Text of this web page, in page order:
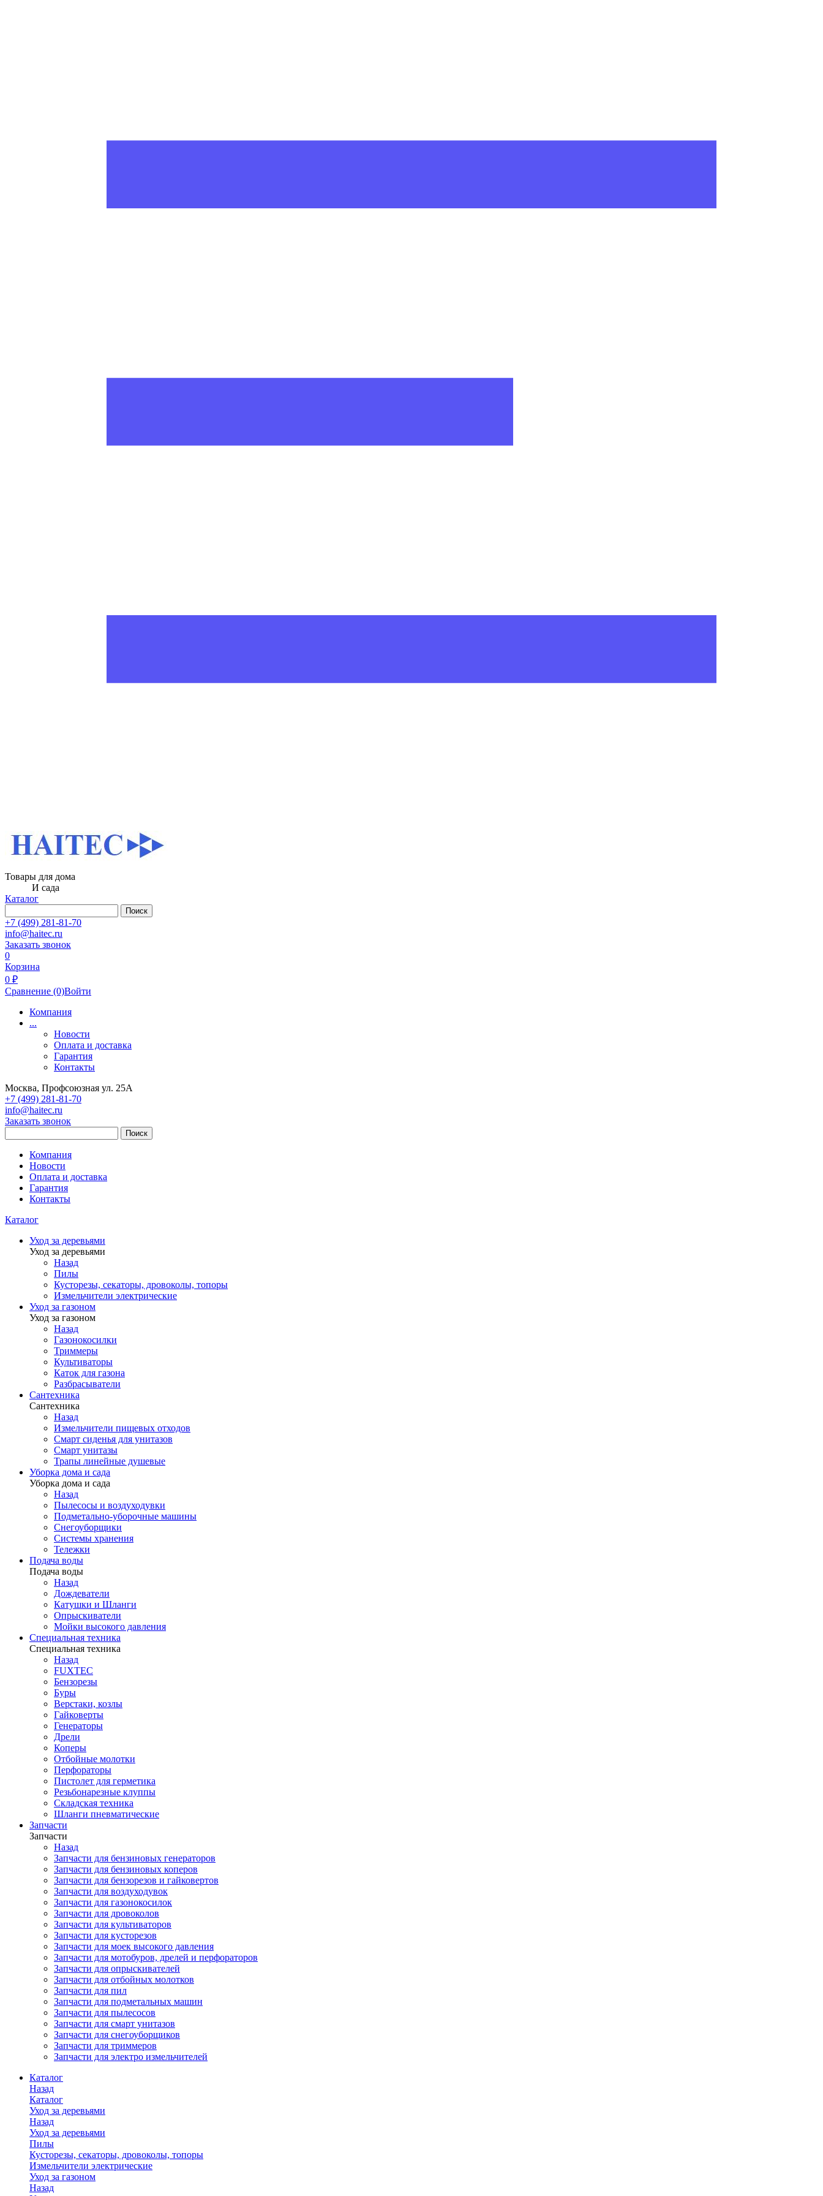
Товары для дома
И сада
Каталог
Поиск
+7 (499) 281-81-70
info@haitec.ru
Заказать звонок
0
Корзина
0 ₽
Сравнение (0)Войти
Компания
...
Новости
Оплата и доставка
Гарантия
Контакты
Москва, Профсоюзная ул. 25А
+7 (499) 281-81-70
info@haitec.ru
Заказать звонок
Поиск
Компания
Новости
Оплата и доставка
Гарантия
Контакты
Каталог
Уход за деревьями
Уход за деревьями
Назад
Пилы
Кусторезы, секаторы, дровоколы, топоры
Измельчители электрические
Уход за газоном
Уход за газоном
Назад
Газонокосилки
Триммеры
Культиваторы
Каток для газона
Разбрасыватели
Сантехника
Сантехника
Назад
Измельчители пищевых отходов
Смарт сиденья для унитазов
Смарт унитазы
Трапы линейные душевые
Уборка дома и сада
Уборка дома и сада
Назад
Пылесосы и воздуходувки
Подметально-уборочные машины
Снегоуборщики
Системы хранения
Тележки
Подача воды
Подача воды
Назад
Дождеватели
Катушки и Шланги
Опрыскиватели
Мойки высокого давления
Специальная техника
Специальная техника
Назад
FUXTEC
Бензорезы
Буры
Верстаки, козлы
Гайковерты
Генераторы
Дрели
Коперы
Отбойные молотки
Перфораторы
Пистолет для герметика
Резьбонарезные клуппы
Складская техника
Шланги пневматические
Запчасти
Запчасти
Назад
Запчасти для бензиновых генераторов
Запчасти для бензиновых коперов
Запчасти для бензорезов и гайковертов
Запчасти для воздуходувок
Запчасти для газонокосилок
Запчасти для дровоколов
Запчасти для культиваторов
Запчасти для кусторезов
Запчасти для моек высокого давления
Запчасти для мотобуров, дрелей и перфораторов
Запчасти для опрыскивателей
Запчасти для отбойных молотков
Запчасти для пил
Запчасти для подметальных машин
Запчасти для пылесосов
Запчасти для смарт унитазов
Запчасти для снегоуборщиков
Запчасти для триммеров
Запчасти для электро измельчителей
Каталог
Назад
Каталог
Уход за деревьями
Назад
Уход за деревьями
Пилы
Кусторезы, секаторы, дровоколы, топоры
Измельчители электрические
Уход за газоном
Назад